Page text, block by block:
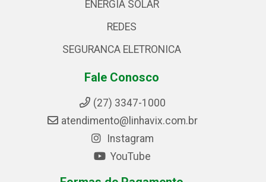
ENERGIA SOLAR
REDES
SEGURANCA ELETRONICA
Fale Conosco
(27) 3347-1000
atendimento@linhavix.com.br
Instagram
YouTube